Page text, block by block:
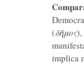
(δῆμος),
implica